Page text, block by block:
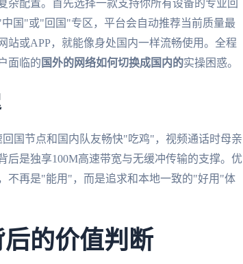
配置。首先选择一款支持你所有设备的专业回
国"或"回国"专区，平台会自动推荐当前质量最
站或APP，就能像身处国内一样流畅使用。全程
面临的 国外的网络如何切换成国内的实操困惑。
国节点和国内队友畅快"吃鸡"，视频通话时母亲
是独享100M高速带宽与无缓冲传输的支撑。优
不再是"能用"，而是追求和本地一致的"好用"体
的价值判断